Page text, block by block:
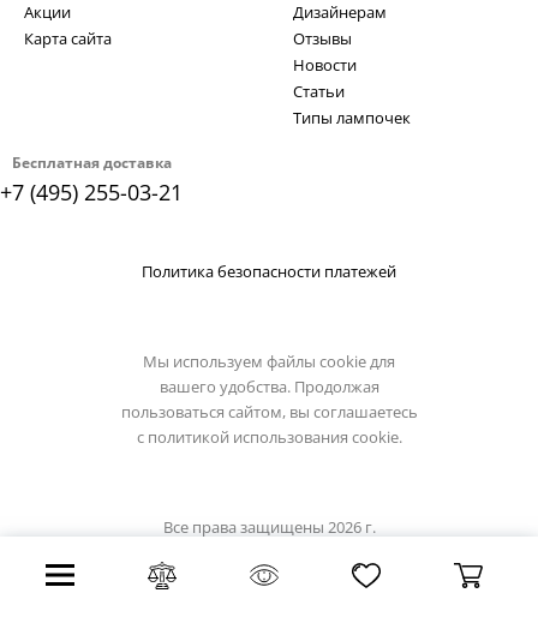
Бесплатная доставка
+7 (495) 255-03-21
Акции
Карта сайта
Дизайнерам
Отзывы
Новости
Статьи
Типы лампочек
Политика безопасности платежей
Мы используем файлы cookie для
вашего удобства. Продолжая
пользоваться сайтом, вы соглашаетесь
с политикой использования cookie.
Все права защищены 2026 г.